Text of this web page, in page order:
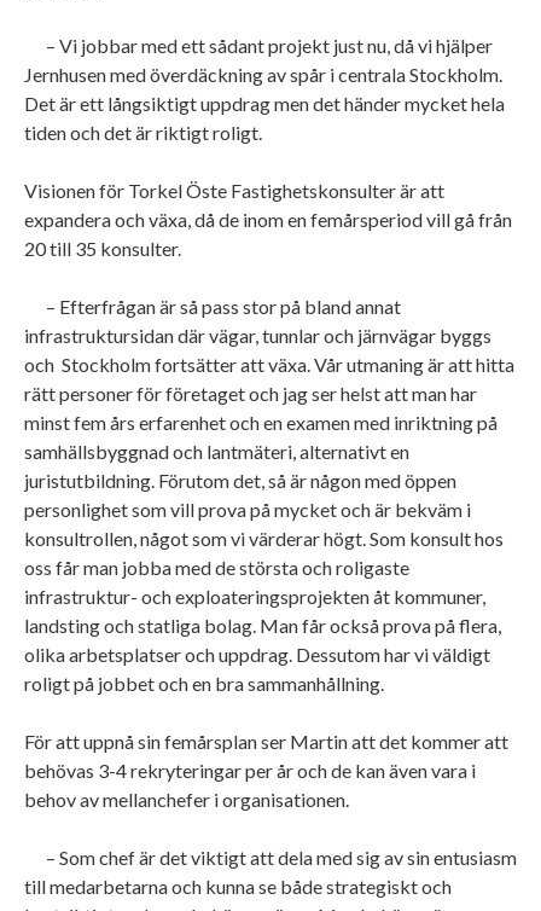
– Vi jobbar med ett sådant projekt just nu, då vi hjälper
Jernhusen med överdäckning av spår i centrala Stockholm.
Det är ett långsiktigt uppdrag men det händer mycket hela
tiden och det är riktigt roligt.
Visionen för Torkel Öste Fastighetskonsulter är att
expandera och växa, då de inom en femårsperiod vill gå från
20 till 35 konsulter.
– Efterfrågan är så pass stor på bland annat
infrastruktursidan där vägar, tunnlar och järnvägar byggs
och Stockholm fortsätter att växa. Vår utmaning är att hitta
rätt personer för företaget och jag ser helst att man har
minst fem års erfarenhet och en examen med inriktning på
samhällsbyggnad och lantmäteri, alternativt en
juristutbildning. Förutom det, så är någon med öppen
personlighet som vill prova på mycket och är bekväm i
konsultrollen, något som vi värderar högt. Som konsult hos
oss får man jobba med de största och roligaste
infrastruktur- och exploateringsprojekten åt kommuner,
landsting och statliga bolag. Man får också prova på flera,
olika arbetsplatser och uppdrag. Dessutom har vi väldigt
roligt på jobbet och en bra sammanhållning.
För att uppnå sin femårsplan ser Martin att det kommer att
behövas 3-4 rekryteringar per år och de kan även vara i
behov av mellanchefer i organisationen.
– Som chef är det viktigt att dela med sig av sin entusiasm
till medarbetarna och kunna se både strategiskt och